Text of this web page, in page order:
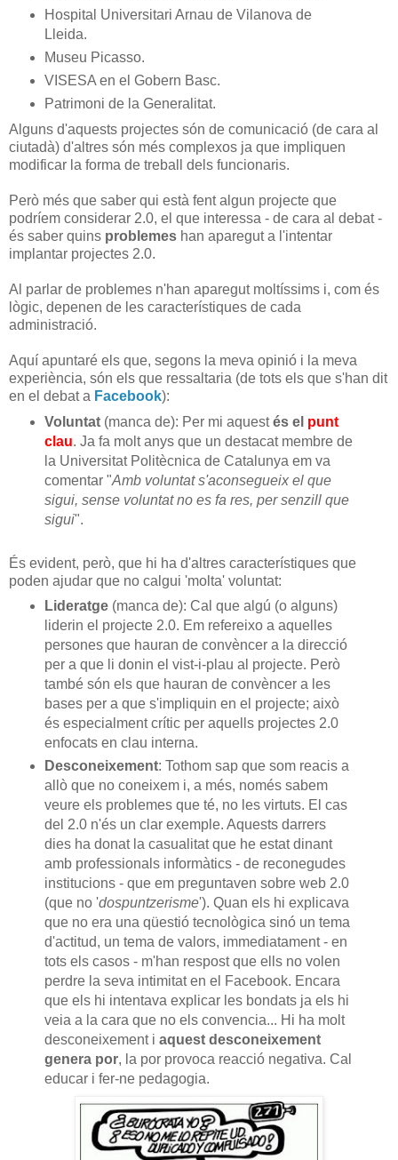
Hospital Universitari Arnau de Vilanova de
Lleida.
Museu Picasso.
VISESA en el Gobern Basc.
Patrimoni de la Generalitat.
Alguns d'aquests projectes són de comunicació (de cara al
ciutadà) d'altres són més complexos ja que impliquen
modificar la forma de treball dels funcionaris.
Però més que saber qui està fent algun projecte que
podríem considerar 2.0, el que interessa - de cara al debat -
és saber quins problemes han aparegut a l'intentar
implantar projectes 2.0.
Al parlar de problemes n'han aparegut moltíssims i, com és
lògic, depenen de les característiques de cada
administració.
Aquí apuntaré els que, segons la meva opinió i la meva
experiència, són els que ressaltaria (de tots els que s'han dit
en el debat a Facebook):
Voluntat(manca de): Per mi aquestés el punt
clau. Ja fa molt anys que un destacat membre de
la Universitat Politècnica de Catalunya em va
comentar "Amb voluntat s'aconsegueix el que
sigui, sense voluntat no es fa res, per senzill que
sigui".
És evident, però, que hi ha d'altres característiques que
poden ajudar que no calgui 'molta' voluntat:
Lideratge (manca de): Cal que algú (o alguns)
liderin el projecte 2.0. Em refereixo a aquelles
persones que hauran de convèncer a la direcció
per a que li donin el vist-i-plau al projecte. Però
també són els que hauran de convèncer a les
bases per a que s'impliquin en el projecte; això
és especialment crític per aquells projectes 2.0
enfocats en clau interna.
Desconeixement: Tothom sap que som reacis a
allò que no coneixem i, a més, només sabem
veure els problemes que té, no les virtuts. El cas
del 2.0 n'és un clar exemple. Aquests darrers
dies ha donat la casualitat que he estat dinant
amb professionals informàtics - de reconegudes
institucions - que em preguntaven sobre web 2.0
(que no 'dospuntzerisme'). Quan els hi explicava
que no era una qüestió tecnològica sinó un tema
d'actitud, un tema de valors, immediatament - en
tots els casos - m'han respost que ells no volen
perdre la seva intimitat en el Facebook. Encara
que els hi intentava explicar les bondats ja els hi
veia a la cara que no els convencia... Hi ha molt
desconeixement i aquest desconeixement
genera por, la por provoca reacció negativa. Cal
educar i fer-ne pedagogia.